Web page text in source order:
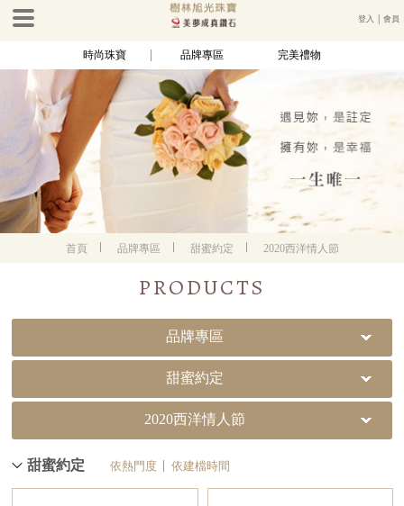
登入 │會員
時尚珠寶 品牌專區 完美禮物
首頁 品牌專區 甜蜜約定 2020西洋情人節
PRODUCTS
品牌專區
甜蜜約定
2020西洋情人節
甜蜜約定 依熱門度 依建檔時間